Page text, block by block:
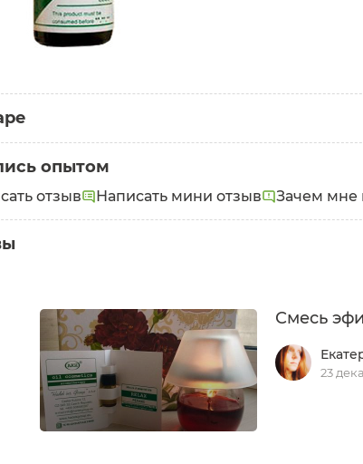
опытом
отзыв Написать мини отзыв Зачем мне
Смесь
23